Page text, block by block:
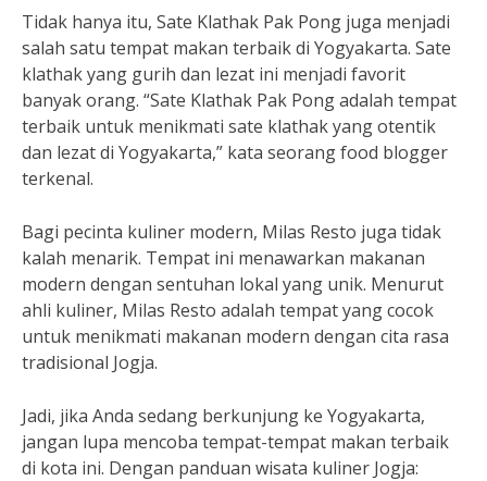
Tidak hanya itu, Sate Klathak Pak Pong juga menjadi
salah satu tempat makan terbaik di Yogyakarta. Sate
klathak yang gurih dan lezat ini menjadi favorit
banyak orang. “Sate Klathak Pak Pong adalah tempat
terbaik untuk menikmati sate klathak yang otentik
dan lezat di Yogyakarta,” kata seorang food blogger
terkenal.
Bagi pecinta kuliner modern, Milas Resto juga tidak
kalah menarik. Tempat ini menawarkan makanan
modern dengan sentuhan lokal yang unik. Menurut
ahli kuliner, Milas Resto adalah tempat yang cocok
untuk menikmati makanan modern dengan cita rasa
tradisional Jogja.
Jadi, jika Anda sedang berkunjung ke Yogyakarta,
jangan lupa mencoba tempat-tempat makan terbaik
di kota ini. Dengan panduan wisata kuliner Jogja: